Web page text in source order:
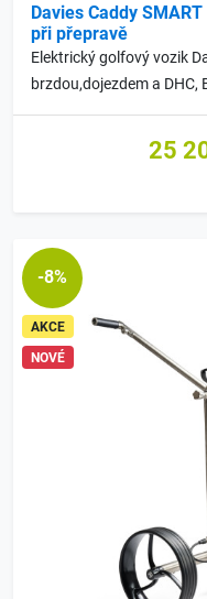
Davies Caddy
při přepravě
Elektrický golfový vozik
brzdou,dojezdem a DHC,
25
-8%
AKCE
NOVÉ